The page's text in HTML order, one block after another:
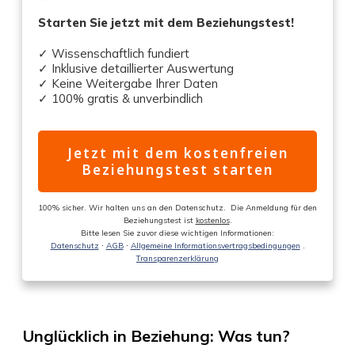
Starten Sie jetzt mit dem Beziehungstest!
✓ Wissenschaftlich fundiert
✓ Inklusive detaillierter Auswertung
✓ Keine Weitergabe Ihrer Daten
✓ 100% gratis & unverbindlich
Jetzt mit dem kostenfreien
Beziehungstest starten
100% sicher. Wir halten uns an den Datenschutz. Die Anmeldung für den
Beziehungstest ist kostenlos.
Bitte lesen Sie zuvor diese wichtigen Informationen:
Datenschutz ᐧ AGBᐧ Allgemeine Informationsvertragsbedingungen .
Transparenzerklärung
Unglücklich in Beziehung: Was tun?